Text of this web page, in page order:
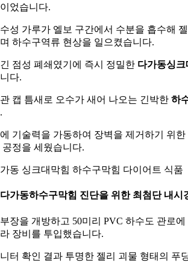
었습니다.
성 가루가 엘보 구간에서 수분을 흡수해
하수구역류 현상을 일으켰습니다.
점성 폐쇄였기에 즉시 정밀한 다가동싱크
다.
캡 틈새로 오수가 새어 나오는 긴박한 하
기술력을 가동하여 장벽을 제거하기 위한
공정을 세웠습니다.
동 싱크대막힘 하수구막힘 다이어트 식품
가동하수구막힘 진단을 위한 최첨단 내시
장을 개방하고 50미리 PVC 하수도 관로
장비를 투입했습니다.
터 확인 결과 투명한 젤리 괴물 형태의 푸